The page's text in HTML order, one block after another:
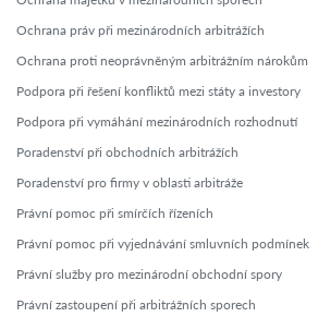
Ochrana práv při mezinárodních arbitrážích
Ochrana proti neoprávněným arbitrážním nárokům
Podpora při řešení konfliktů mezi státy a investory
Podpora při vymáhání mezinárodních rozhodnutí
Poradenství při obchodních arbitrážích
Poradenství pro firmy v oblasti arbitráže
Právní pomoc při smírčích řízeních
Právní pomoc při vyjednávání smluvních podmínek
Právní služby pro mezinárodní obchodní spory
Právní zastoupení při arbitrážních sporech